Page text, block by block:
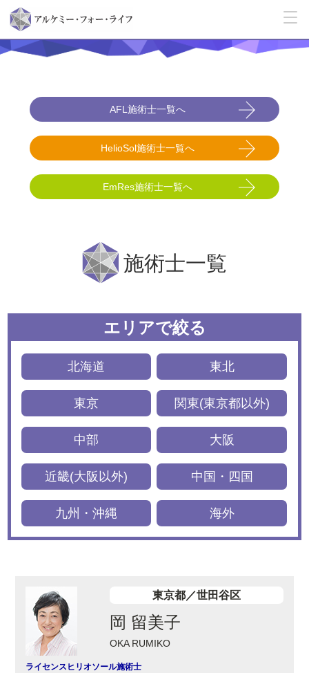
AFL施術士一覧へ
HelioSol施術士一覧へ
EmRes施術士一覧へ
施術士一覧
エリアで絞る
北海道 東北
東京 関東(東京都以外)
中部 大阪
近畿(大阪以外) 中国・四国
九州・沖縄 海外
東京都／世田谷区
岡 留美子
OKA RUMIKO
ライセンスヒリオソール施術士